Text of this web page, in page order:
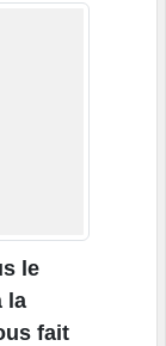
le
la
fait